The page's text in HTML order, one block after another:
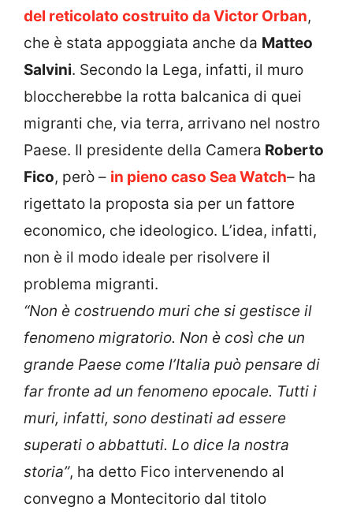
del reticolato costruito da Victor Orban,
che è stata appoggiata anche da Matteo
Salvini. Secondo la Lega, infatti, il muro
bloccherebbe la rotta balcanica di quei
migranti che, via terra, arrivano nel nostro
Paese. Il presidente della Camera Roberto
Fico, però – in pieno caso Sea Watch– ha
rigettato la proposta sia per un fattore
economico, che ideologico. L’idea, infatti,
non è il modo ideale per risolvere il
problema migranti.
“Non è costruendo muri che si gestisce il
fenomeno migratorio. Non è così che un
grande Paese come l’Italia può pensare di
far fronte ad un fenomeno epocale. Tutti i
muri, infatti, sono destinati ad essere
superati o abbattuti. Lo dice la nostra
storia”, ha detto Fico intervenendo al
convegno a Montecitorio dal titolo